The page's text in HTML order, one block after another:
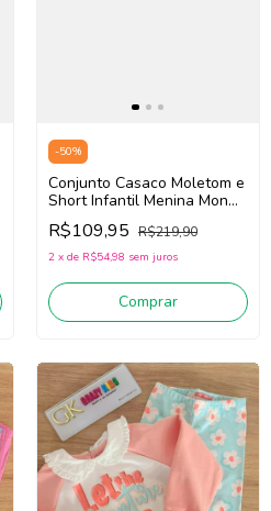
-50%
Conjunto Casaco Moletom e
Short Infantil Menina Mon
Sucré 138020172 (Rosa/Off
White/Azul)
R$109,95 R$219,90
2 x de R$54,98 sem juros
Comprar